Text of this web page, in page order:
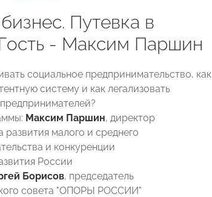
Путевка в
- Максим Паршин
социальное предпринимательство, как
систему и как легализовать
Максим Паршин, директор
развития малого и среднего
и конкуренции
России
Борисов, председатель
совета "ОПОРЫ РОССИИ"